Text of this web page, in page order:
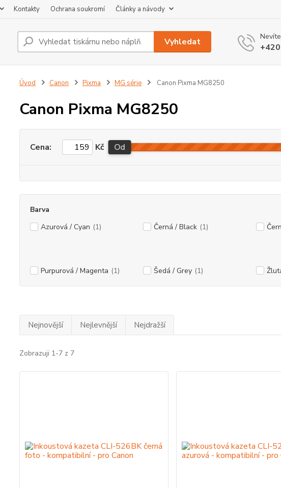
Kontakty Ochrana soukromí Články a návody
Vyhledat
Úvod Canon Pixma MG série Canon Pixma MG8250
Canon Pixma MG8250
Cena: Kč Od
Barva
Azurová / Cyan (1) Černá / Black (1)
Purpurová / Magenta (1) Šedá / Grey (1)
Nejnovější Nejlevnější Nejdražší
Zobrazuji 1-7 z 7